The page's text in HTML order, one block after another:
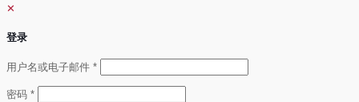
✕
登录
用户名或电子邮件 *必
密码 *必